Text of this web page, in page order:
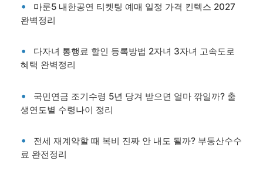
마룬5 내한공연 티켓팅 예매 일정 가격 킨텍스 2027
완벽정리
다자녀 통행료 할인 등록방법 2자녀 3자녀 고속도로
혜택 완벽정리
국민연금 조기수령 5년 당겨 받으면 얼마 깎일까? 출
생연도별 수령나이 정리
전세 재계약할 때 복비 진짜 안 내도 될까? 부동산수수
료 완전정리